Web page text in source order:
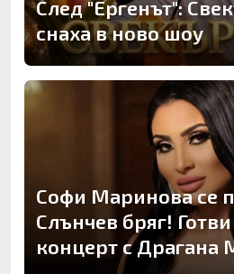
След "Ергенът":
снаха в ново шоу
Софи Маринова се
Слънчев бряг!
концерт с Драгана